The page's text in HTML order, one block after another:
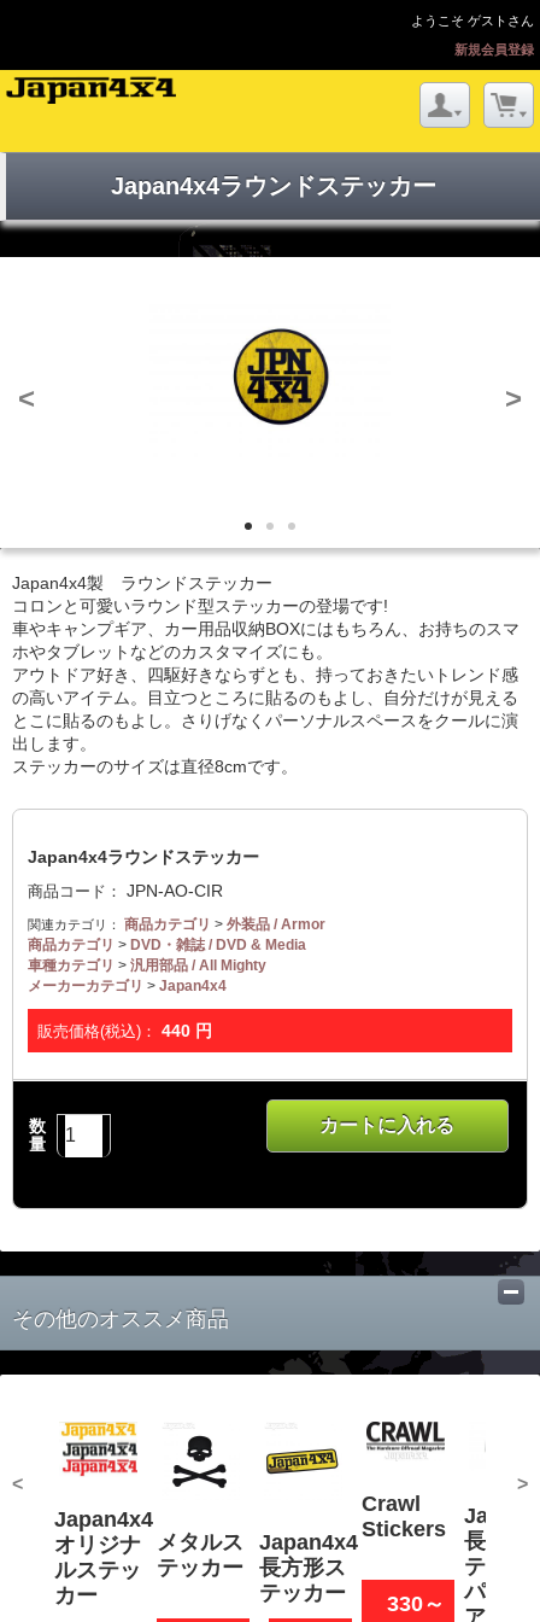
ようこそ ゲストさん
新規会員登録
Japan4x4ラウンドステッカー
< >
Japan4x4製 ラウンドステッカー
コロンと可愛いラウンド型ステッカーの登場です!
車やキャンプギア、カー用品収納BOXにはもちろん、お持ちのスマ
ホやタブレットなどのカスタマイズにも。
アウトドア好き、四駆好きならずとも、持っておきたいトレンド感
の高いアイテム。目立つところに貼るのもよし、自分だけが見える
とこに貼るのもよし。さりげなくパーソナルスペースをクールに演
出します。
ステッカーのサイズは直径8cmです。
Japan4x4ラウンドステッカー
商品コード： JPN-AO-CIR
関連カテゴリ： 商品カテゴリ > 外装品 / Armor
商品カテゴリ > DVD・雑誌 / DVD & Media
車種カテゴリ > 汎用部品 / All Mighty
メーカーカテゴリ > Japan4x4
販売価格(税込)： 440 円
数
量
カートに入れる
その他のオススメ商品
Japan4x4
オリジナ
ルステッ
カー
メタルス
テッカー
Japan4x4
長方形ス
テッカー
Crawl
Stickers
330～
長方形
テッカ
パーツ
< >